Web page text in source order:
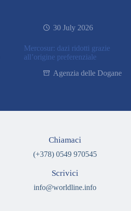
30 July 2026
Mercosur: dazi ridotti grazie
all’origine preferenziale
Agenzia delle Dogane
Chiamaci
(+378) 0549 970545
Scrivici
info@worldline.info